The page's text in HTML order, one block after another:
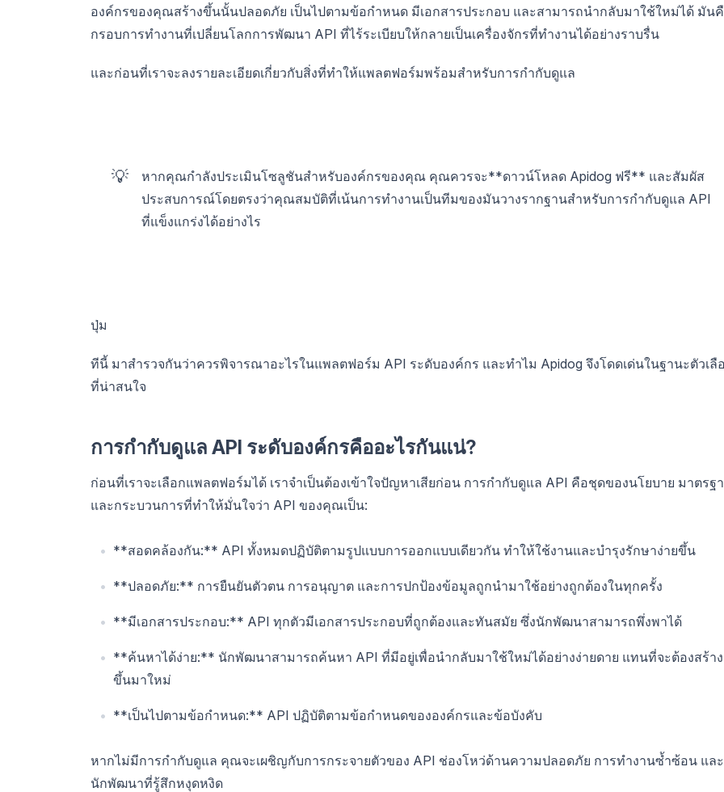
องค์กรของคุณสร้างขึ้นนั้นปลอดภัย เป็นไปตามข้อกำหนด มีเอกสารประกอบ และสามารถนำกลับมาใช้ใหม่ได้ มัน
กรอบการทำงานที่เปลี่ยนโลกการพัฒนา API ที่ไร้ระเบียบให้กลายเป็นเครื่องจักรที่ทำงานได้อย่างราบรื่น
และก่อนที่เราจะลงรายละเอียดเกี่ยวกับสิ่งที่ทำให้แพลตฟอร์มพร้อมสำหรับการกำกับดูแล
💡
หากคุณกำลังประเมินโซลูชันสำหรับองค์กรของคุณ คุณควรจะ**ดาวน์โหลด Apidog ฟรี** และสัมผัส
ประสบการณ์โดยตรงว่าคุณสมบัติที่เน้นการทำงานเป็นทีมของมันวางรากฐานสำหรับการกำกับดูแล API
ที่แข็งแกร่งได้อย่างไร
ปุ่ม
ทีนี้ มาสำรวจกันว่าควรพิจารณาอะไรในแพลตฟอร์ม API ระดับองค์กร และทำไม Apidog จึงโดดเด่นในฐานะตัวเลื
ที่น่าสนใจ
การกำกับดูแล API ระดับองค์กรคืออะไรกันแน่?
ก่อนที่เราจะเลือกแพลตฟอร์มได้ เราจำเป็นต้องเข้าใจปัญหาเสียก่อน การกำกับดูแล API คือชุดของนโยบาย มาตรฐ
และกระบวนการที่ทำให้มั่นใจว่า API ของคุณเป็น:
**สอดคล้องกัน:** API ทั้งหมดปฏิบัติตามรูปแบบการออกแบบเดียวกัน ทำให้ใช้งานและบำรุงรักษาง่ายขึ้น
**ปลอดภัย:** การยืนยันตัวตน การอนุญาต และการปกป้องข้อมูลถูกนำมาใช้อย่างถูกต้องในทุกครั้ง
**มีเอกสารประกอบ:** API ทุกตัวมีเอกสารประกอบที่ถูกต้องและทันสมัย ซึ่งนักพัฒนาสามารถพึ่งพาได้
**ค้นหาได้ง่าย:** นักพัฒนาสามารถค้นหา API ที่มีอยู่เพื่อนำกลับมาใช้ใหม่ได้อย่างง่ายดาย แทนที่จะต้องสร้าง
ขึ้นมาใหม่
**เป็นไปตามข้อกำหนด:** API ปฏิบัติตามข้อกำหนดขององค์กรและข้อบังคับ
หากไม่มีการกำกับดูแล คุณจะเผชิญกับการกระจายตัวของ API ช่องโหว่ด้านความปลอดภัย การทำงานซ้ำซ้อน และ
นักพัฒนาที่รู้สึกหงุดหงิด